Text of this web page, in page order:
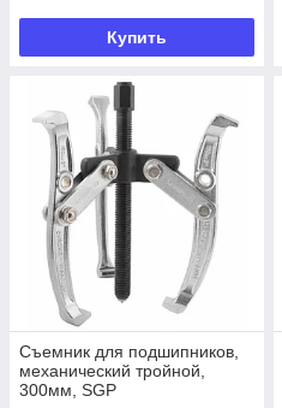
Купить
Съемник для подшипников,
механический тройной,
300мм, SGP